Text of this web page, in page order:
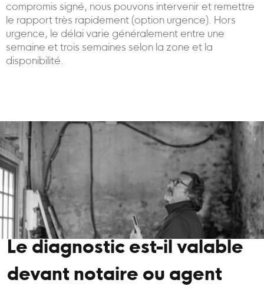
compromis signé, nous pouvons intervenir et remettre
le rapport très rapidement (option urgence). Hors
urgence, le délai varie généralement entre une
semaine et trois semaines selon la zone et la
disponibilité.
Le diagnostic est-il valable
devant notaire ou agent